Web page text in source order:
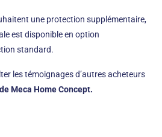
une protection supplémentaire,
est disponible en option
standard.
les témoignages d’autres acheteurs
Meca Home Concept.